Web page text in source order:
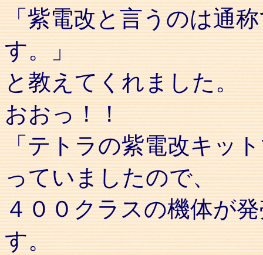
「紫電改と言うのは通
す。」
と教えてくれました。
おおっ！！
「テトラの紫電改キッ
っていましたので、
４００クラスの機体が
す。